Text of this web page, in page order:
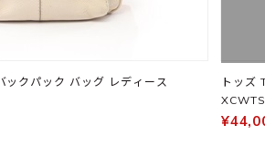
ク バックパック バッグ レディース
トッズ